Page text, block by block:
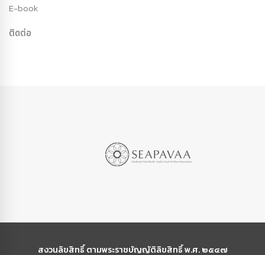
E-book
ติดต่อ
สงวนลิขสิทธิ์ ตามพระราชบัญญัติลิขสิทธิ์ พ.ศ. ๒๕๔๗